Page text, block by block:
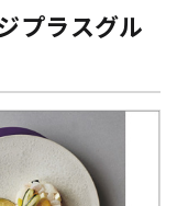
プラスグル